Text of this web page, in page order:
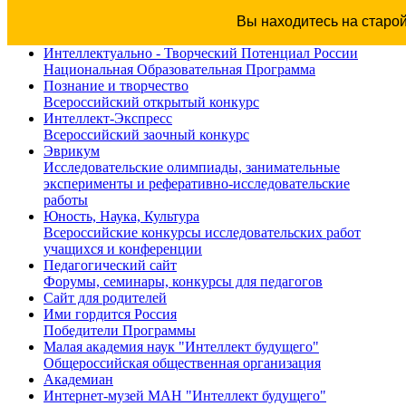
Вы находитесь на
Интеллектуально - Творческий Потенциал России
Национальная Образовательная Программа
Познание и творчество
Всероссийский открытый конкурс
Интеллект-Экспресс
Всероссийский заочный конкурс
Эврикум
Исследовательские олимпиады, занимательные
эксперименты и реферативно-исследовательские
работы
Юность, Наука, Культура
Всероссийские конкурсы исследовательских работ
учащихся и конференции
Педагогический сайт
Форумы, семинары, конкурсы для педагогов
Сайт для родителей
Ими гордится Россия
Победители Программы
Малая академия наук "Интеллект будущего"
Общероссийская общественная организация
Академиан
Интернет-музей МАН "Интеллект будущего"